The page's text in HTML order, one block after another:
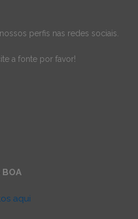
perfis nas redes sociais.
a fonte por favor!
BOA
aqui